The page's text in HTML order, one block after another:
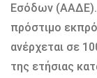
Εσόδων (ΑΑΔΕ).
πρόστιμο
ανέρχεται σε
της ετήσιας